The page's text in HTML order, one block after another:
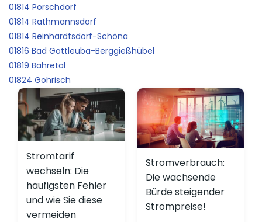
01814 Porschdorf
01814 Rathmannsdorf
01814 Reinhardtsdorf-Schöna
01816 Bad Gottleuba-Berggießhübel
01819 Bahretal
01824 Gohrisch
Stromtarif
wechseln: Die
häufigsten Fehler
und wie Sie diese
vermeiden
Stromverbrauch:
Die wachsende
Bürde steigender
Strompreise!